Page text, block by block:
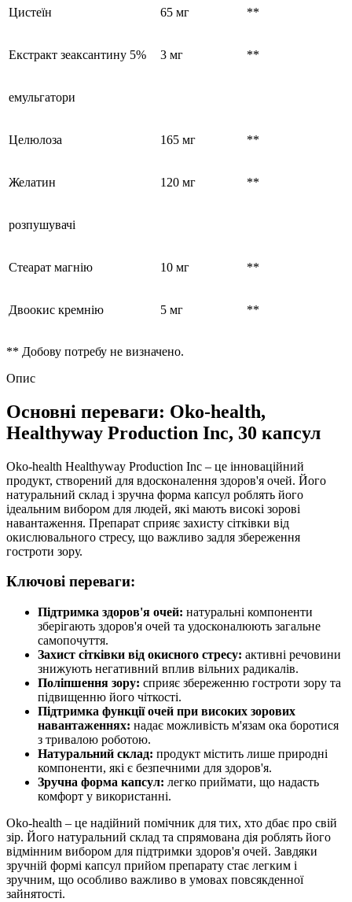
Цистеїн 65 мг **
Екстракт зеаксантину 5% 3 мг **
емульгатори
Целюлоза 165 мг **
Желатин 120 мг **
розпушувачі
Стеарат магнію 10 мг **
Двоокис кремнію 5 мг **
** Добову потребу не визначено.
Опис
Основні переваги: Oko-health,
Healthyway Production Inc, 30 капсул
Oko-health Healthyway Production Inc – це інноваційний
продукт, створений для вдосконалення здоров'я очей. Його
натуральний склад і зручна форма капсул роблять його
ідеальним вибором для людей, які мають високі зорові
навантаження. Препарат сприяє захисту сітківки від
окислювального стресу, що важливо задля збереження
гостроти зору.
Ключові переваги:
Підтримка здоров'я очей: натуральні компоненти
зберігають здоров'я очей та удосконалюють загальне
самопочуття.
Захист сітківки від окисного стресу: активні речовини
знижують негативний вплив вільних радикалів.
Поліпшення зору: сприяє збереженню гостроти зору та
підвищенню його чіткості.
Підтримка функції очей при високих зорових
навантаженнях: надає можливість м'язам ока боротися
з тривалою роботою.
Натуральний склад: продукт містить лише природні
компоненти, які є безпечними для здоров'я.
Зручна форма капсул: легко приймати, що надасть
комфорт у використанні.
Oko-health – це надійний помічник для тих, хто дбає про свій
зір. Його натуральний склад та спрямована дія роблять його
відмінним вибором для підтримки здоров'я очей. Завдяки
зручній формі капсул прийом препарату стає легким і
зручним, що особливо важливо в умовах повсякденної
зайнятості.